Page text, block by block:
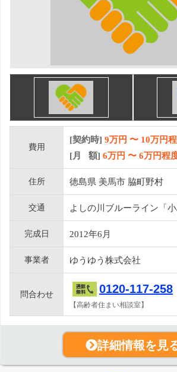
費用
[契約時] 9万円 〜 10万円
[月 額] 6万円 〜 6万円程
住所 徳島県 美馬市 脇町野村
交通 よしの川ブルーライン「
完成日 2012年6月
事業者 ゆうゆう株式会社
問合わせ 0120-117-258
【高齢者住まい相談室】
詳細情報を見